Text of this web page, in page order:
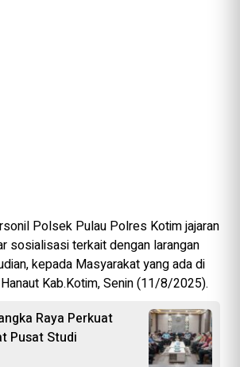
Polsek Pulau Polres Kotim jajaran
sosialisasi terkait dengan larangan
kepada Masyarakat yang ada di
Kab.Kotim, Senin (11/8/2025).
Raya Perkuat
Pusat Studi